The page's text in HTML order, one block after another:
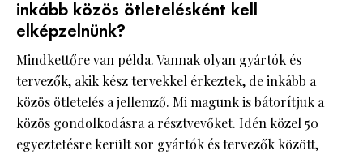
inkább közös ötletelésként kell
elképzelnünk?
Mindkettőre van példa. Vannak olyan gyártók és
tervezők, akik kész tervekkel érkeztek, de inkább a
közös ötletelés a jellemző. Mi magunk is bátorítjuk a
közös gondolkodásra a résztvevőket. Idén közel 50
egyeztetésre került sor gyártók és tervezők között,